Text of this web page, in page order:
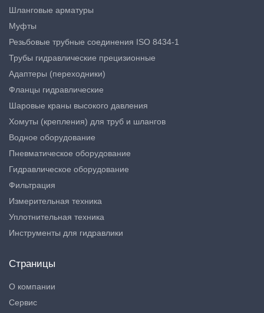
Шланговые арматуры
Муфты
Резьбовые трубные соединения ISO 8434-1
Трубы гидравлические прецизионные
Адаптеры (переходники)
Фланцы гидравлические
Шаровые краны высокого давления
Хомуты (крепления) для труб и шлангов
Водное оборудование
Пневматическое оборудование
Гидравлическое оборудование
Фильтрация
Измерительная техника
Уплотнительная техника
Инструменты для гидравлики
Страницы
О компании
Сервис